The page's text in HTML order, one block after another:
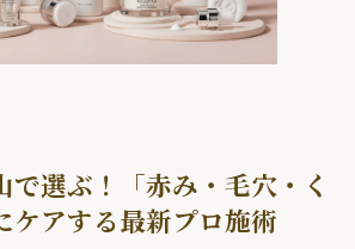
で選ぶ！「赤み・毛穴・く
ケアする最新プロ施術